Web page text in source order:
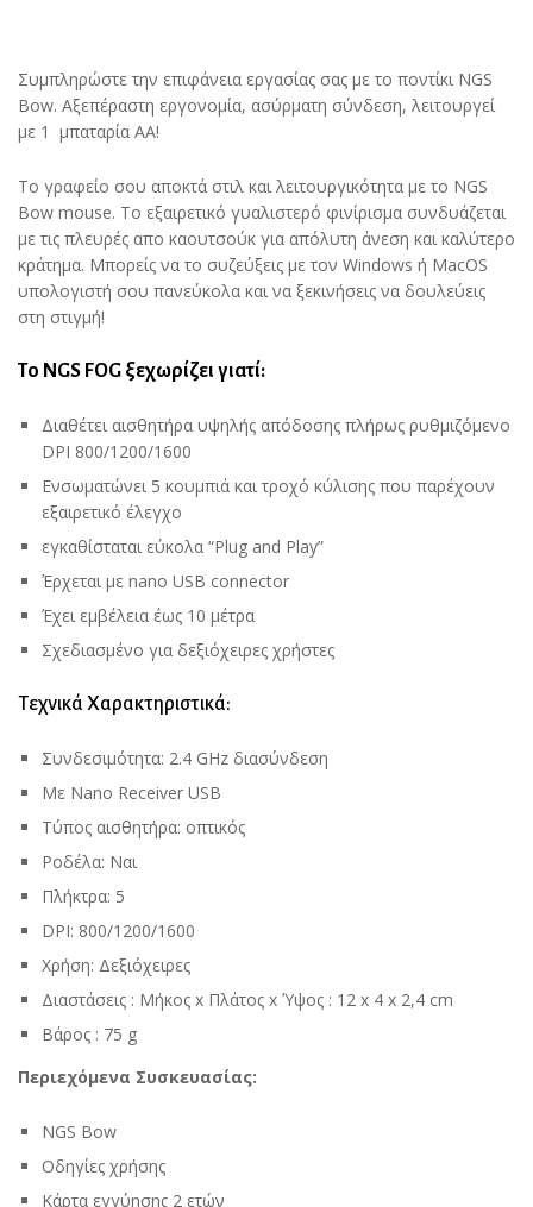
Συμπληρώστε την επιφάνεια εργασίας σας με το ποντίκι NGS
Bow. Αξεπέραστη εργονομία, ασύρματη σύνδεση, λειτουργεί
με 1 μπαταρία AA!
Το γραφείο σου αποκτά στιλ και λειτουργικότητα με το NGS
Bow mouse. Tο εξαιρετικό γυαλιστερό φινίρισμα συνδυάζεται
με τις πλευρές απο καουτσούκ για απόλυτη άνεση και καλύτερο
κράτημα. Μπορείς να το συζεύξεις με τον Windows ή MacOS
υπολογιστή σου πανεύκολα και να ξεκινήσεις να δουλεύεις
στη στιγμή!
Το NGS FOG ξεχωρίζει γιατί:
Διαθέτει αισθητήρα υψηλής απόδοσης πλήρως ρυθμιζόμενο
DPI 800/1200/1600
Ενσωματώνει 5 κουμπιά και τροχό κύλισης που παρέχουν
εξαιρετικό έλεγχο
εγκαθίσταται εύκολα “Plug and Play”
Έρχεται με nano USB connector
Έχει εμβέλεια έως 10 μέτρα
Σχεδιασμένο για δεξιόχειρες χρήστες
Τεχνικά Χαρακτηριστικά:
Συνδεσιμότητα: 2.4 GHz διασύνδεση
Με Nano Receiver USB
Τύπος αισθητήρα: οπτικός
Ροδέλα: Ναι
Πλήκτρα: 5
DPI: 800/1200/1600
Χρήση: Δεξιόχειρες
Διαστάσεις : Μήκος x Πλάτος x Ύψος : 12 x 4 x 2,4 cm
Βάρος : 75 g
Περιεχόμενα Συσκευασίας:
NGS Bow
Οδηγίες χρήσης
Κάρτα εγγύησης 2 ετών